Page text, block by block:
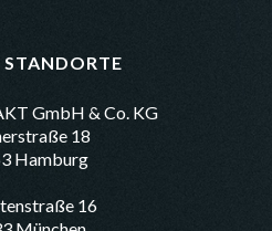
STANDORTE
GmbH & Co. KG
18
Hamburg
16